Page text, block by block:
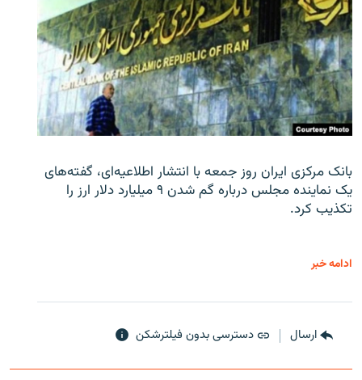
بانک مرکزی ایران روز جمعه با انتشار اطلاعیه‌ای، گفته‌های
یک نماینده مجلس درباره گم شدن ۹ میلیارد دلار ارز را
تکذیب کرد.
ادامه خبر
ارسال دسترسی بدون فیلترشکن